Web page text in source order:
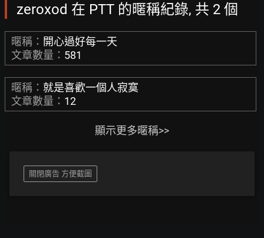
zeroxod 在 PTT 的暱稱紀錄, 共 2 個
暱稱： 開心過好每一天
文章數量： 581
暱稱： 就是喜歡一個人寂寞
文章數量： 12
顯示更多暱稱>>
關閉廣告 方便截圖